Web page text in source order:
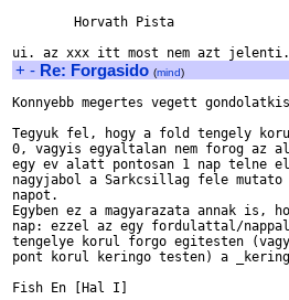
+ - Re: Forgasido (mind)
Konnyebb megertes vegett
Tegyuk fel, hogy a fold tengely
0, vagyis egyaltalan nem forog az
egy ev alatt pontosan 1 nap telne
nagyjabol a Sarkcsillag fele
napot.
Egyben ez a magyarazata annak is,
nap: ezzel az egy fordulattal/
tengelye korul forgo egitesten
pont korul keringo testen) a
Fish En [Hal I]